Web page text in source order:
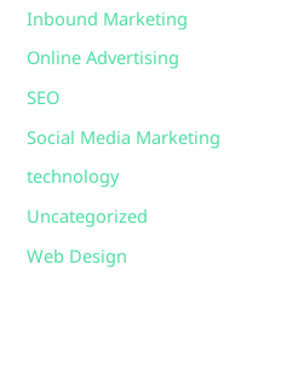
Inbound Marketing
Online Advertising
SEO
Social Media Marketing
technology
Uncategorized
Web Design